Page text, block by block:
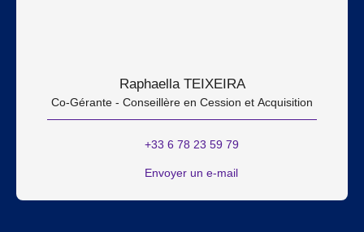
Raphaella TEIXEIRA
Co-Gérante - Conseillère en Cession et Acquisition
+33 6 78 23 59 79
Envoyer un e-mail